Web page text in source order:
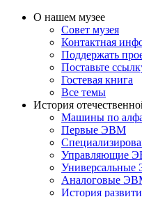
О нашем музее
Совет музея
Контактная
Поддержать
Поставьте
Гостевая книга
Все темы
История
Машины по
Первые ЭВМ
Управляющие
Аналоговые
История